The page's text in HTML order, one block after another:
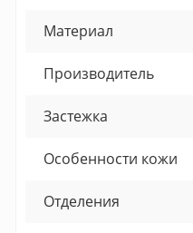
Материал
Производитель
Застежка
Особенности кожи
Отделения